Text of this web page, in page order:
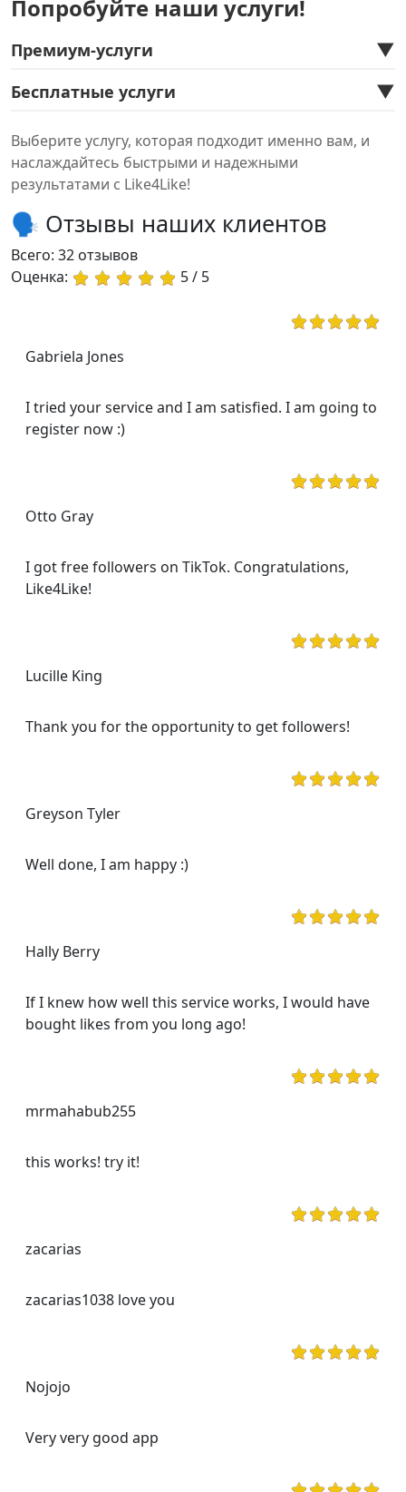
получаете 10 подписчиков. Если хотите больше
Попробуйте наши услуги!
Премиум-услуги ▼
Бесплатные услуги ▼
Выберите услугу, которая подходит именно вам, и
наслаждайтесь быстрыми и надежными
результатами с Like4Like!
🗣️ Отзывы наших клиентов
Всего: 32 отзывов
Оценка:
5 / 5
Gabriela Jones
I tried your service and I am satisfied. I am going to
register now :)
Otto Gray
I got free followers on TikTok. Congratulations,
Like4Like!
Lucille King
Thank you for the opportunity to get followers!
Greyson Tyler
Well done, I am happy :)
Hally Berry
If I knew how well this service works, I would have
bought likes from you long ago!
mrmahabub255
this works! try it!
zacarias
zacarias1038 love you
Nojojo
Very very good app